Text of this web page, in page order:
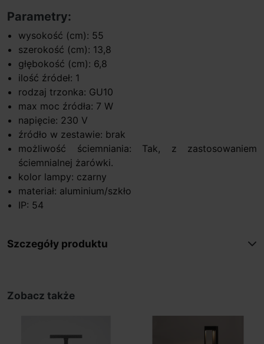
Parametry:
wysokość (cm): 55
szerokość (cm): 13,8
głębokość (cm): 6,8
ilość źródeł: 1
rodzaj trzonka: GU10
max moc źródła: 7 W
napięcie: 230 V
źródło w zestawie: brak
możliwość ściemniania: Tak, z zastosowaniem
ściemnialnej żarówki.
kolor lampy: czarny
materiał: aluminium/szkło
IP: 54
Szczegóły produktu
Zobacz także